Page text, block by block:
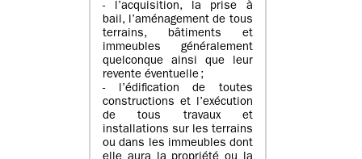
- l’acquisition, la prise à
bail, l’aménagement de tous
terrains, bâtiments et
immeubles généralement
quelconque ainsi que leur
revente éventuelle ;
- l’édification de toutes
constructions et l’exécution
de tous travaux et
installations sur les terrains
ou dans les immeubles dont